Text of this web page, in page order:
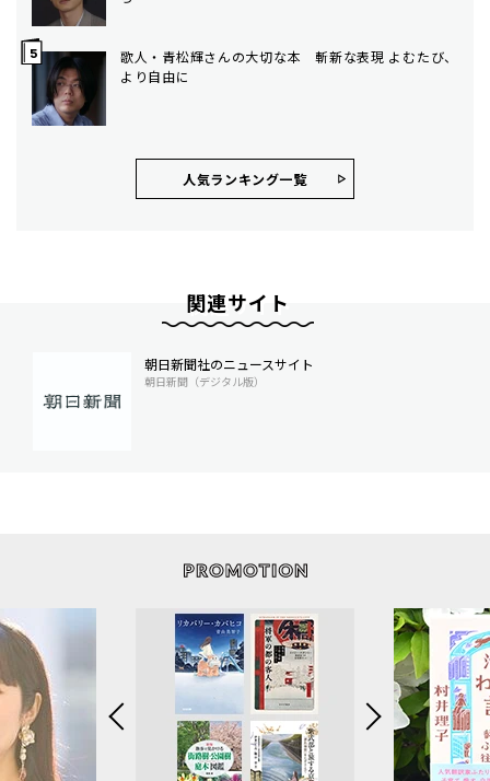
歌人・青松輝さんの大切な本 斬新な表現 よむたび、
より自由に
人気ランキング⼀覧
関連サイト
朝日新聞社のニュースサイト
朝日新聞（デジタル版）